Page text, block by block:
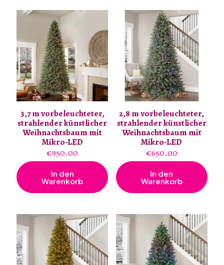
3,7 m vorbeleuchteter,
strahlender künstlicher
Weihnachtsbaum mit
Mikro-LED
€950.00
In den
Warenkorb
2,8 m vorbeleuchteter,
strahlender künstlicher
Weihnachtsbaum mit
Mikro-LED
€650.00
In den
Warenkorb